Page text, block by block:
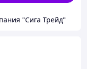
"Сига Трейд"